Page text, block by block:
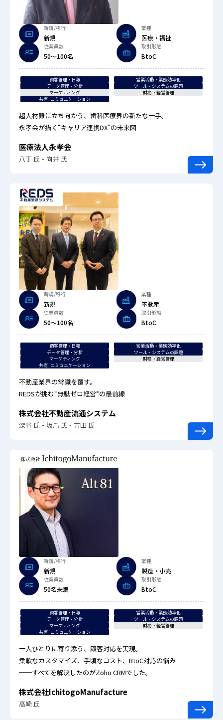
新規/移行
新規
業種
医療・福祉
従業員数
50〜100名
取引形態
BtoC
顧客管理・日報
営業活動・業務効率化
データ管理・分析
ツール・システムの課題
マーケティング
財務・経営管理
共有·コミュニケーション
超人材難に立ち向かう、歯科医療界の新たな一手。
永孝会が描く“キャリア連携DX”の未来図
医療法人永孝会
八丁 氏・向井 氏
新規/移行
新規
業種
不動産
従業員数
50〜100名
取引形態
BtoC
顧客管理・日報
営業活動・業務効率化
データ管理・分析
ツール・システムの課題
マーケティング
財務・経営管理
共有·コミュニケーション
不動産業界の常識を覆す。
REDSが挑む“無駄ゼロ経営”の最前線
株式会社不動産流通システム
深谷 氏・坂爪 氏・吉田 氏
新規/移行
新規
業種
製造・小売
従業員数
50名未満
取引形態
BtoC
顧客管理・日報
営業活動・業務効率化
データ管理・分析
ツール・システムの課題
マーケティング
財務・経営管理
共有·コミュニケーション
一人ひとりに寄り添う、顧客対応を実現。
柔軟なカスタマイズ、手頃なコスト、BtoC対応の悩み
━━すべてを解決したのがZoho CRMでした。
株式会社IchitogoManufacture
高崎 氏